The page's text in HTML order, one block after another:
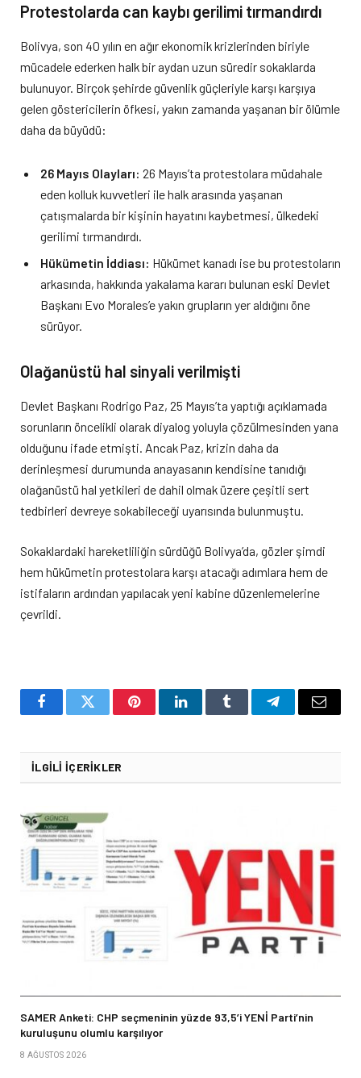
Protestolarda can kaybı gerilimi tırmandırdı
Bolivya, son 40 yılın en ağır ekonomik krizlerinden biriyle
mücadele ederken halk bir aydan uzun süredir sokaklarda
bulunuyor. Birçok şehirde güvenlik güçleriyle karşı karşıya
gelen göstericilerin öfkesi, yakın zamanda yaşanan bir ölümle
daha da büyüdü:
26 Mayıs Olayları: 26 Mayıs’ta protestolara müdahale
eden kolluk kuvvetleri ile halk arasında yaşanan
çatışmalarda bir kişinin hayatını kaybetmesi, ülkedeki
gerilimi tırmandırdı.
Hükümetin İddiası: Hükümet kanadı ise bu protestoların
arkasında, hakkında yakalama kararı bulunan eski Devlet
Başkanı Evo Morales’e yakın grupların yer aldığını öne
sürüyor.
Olağanüstü hal sinyali verilmişti
Devlet Başkanı Rodrigo Paz, 25 Mayıs’ta yaptığı açıklamada
sorunların öncelikli olarak diyalog yoluyla çözülmesinden yana
olduğunu ifade etmişti. Ancak Paz, krizin daha da
derinleşmesi durumunda anayasanın kendisine tanıdığı
olağanüstü hal yetkileri de dahil olmak üzere çeşitli sert
tedbirleri devreye sokabileceği uyarısında bulunmuştu.
Sokaklardaki hareketliliğin sürdüğü Bolivya’da, gözler şimdi
hem hükümetin protestolara karşı atacağı adımlara hem de
istifaların ardından yapılacak yeni kabine düzenlemelerine
çevrildi.
FacebookTwitter PinterestLinkedInTumblr TelegramEmail
İLGILI İÇERIKLER
SAMER Anketi: CHP seçmeninin yüzde 93,5’i YENİ Parti’nin
kuruluşunu olumlu karşılıyor
8 AĞUSTOS 2026